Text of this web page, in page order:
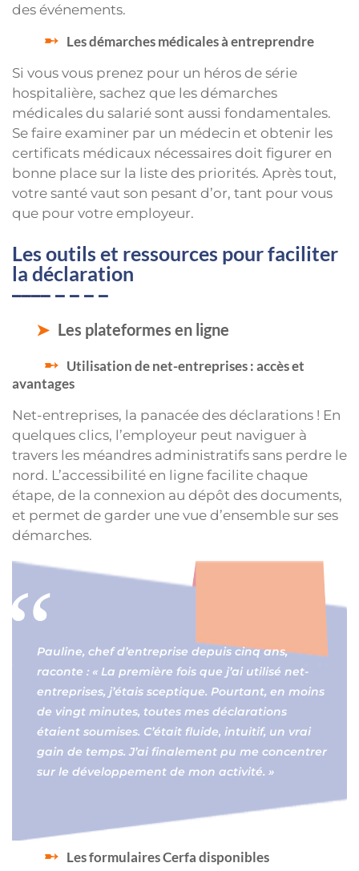
des événements.
Les démarches médicales à entreprendre
Si vous vous prenez pour un héros de série
hospitalière, sachez que les démarches
médicales du salarié sont aussi fondamentales.
Se faire examiner par un médecin et obtenir les
certificats médicaux nécessaires doit figurer en
bonne place sur la liste des priorités. Après tout,
votre santé vaut son pesant d’or, tant pour vous
que pour votre employeur.
Les outils et ressources pour faciliter
la déclaration
Les plateformes en ligne
Utilisation de net-entreprises : accès et
avantages
Net-entreprises, la panacée des déclarations ! En
quelques clics, l’employeur peut naviguer à
travers les méandres administratifs sans perdre le
nord. L’accessibilité en ligne facilite chaque
étape, de la connexion au dépôt des documents,
et permet de garder une vue d’ensemble sur ses
démarches.
Pauline, chef d’entreprise depuis cinq ans,
raconte : « La première fois que j’ai utilisé net-
entreprises, j’étais sceptique. Pourtant, en moins
de vingt minutes, toutes mes déclarations
étaient soumises. C’était fluide, intuitif, un vrai
gain de temps. J’ai finalement pu me concentrer
sur le développement de mon activité. »
Les formulaires Cerfa disponibles